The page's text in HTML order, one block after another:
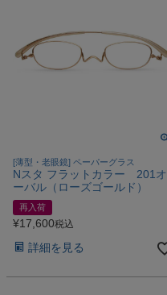
[薄型・老眼鏡] ペーパーグラス
Nスタ フラットカラー 201オ
ーバル（ローズゴールド）
再入荷
¥17,600税込
詳細を見る